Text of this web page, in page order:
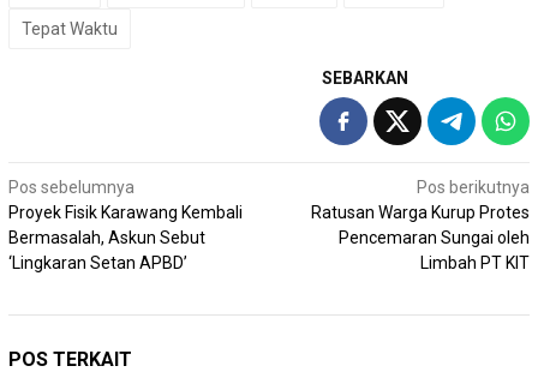
Tepat Waktu
SEBARKAN
Navigasi
pos
Pos sebelumnya
Proyek Fisik Karawang Kembali
Bermasalah, Askun Sebut
‘Lingkaran Setan APBD’
Pos berikutnya
Ratusan Warga Kurup Protes
Pencemaran Sungai oleh
Limbah PT KIT
POS TERKAIT